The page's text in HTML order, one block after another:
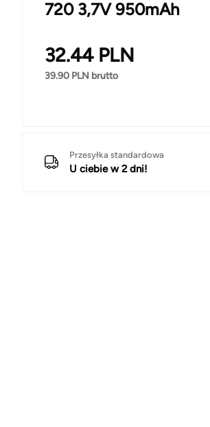
720 3,7V 950mAh
32.44PLN
39.90 PLN brutto
Przesyłka standardowa
U ciebie w 2 dni!